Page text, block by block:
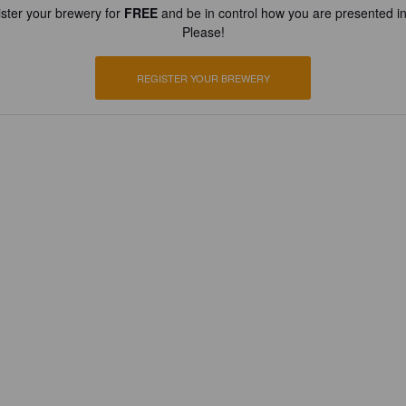
your brewery for FREEand be in control how you are presented
Please!
REGISTER YOUR BREWERY